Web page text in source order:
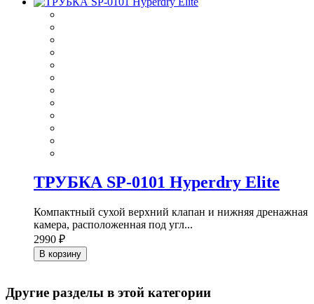
ТРУБКА SP-0101 Hyperdry Elite
Компактный сухой верхний клапан и нижняя дренажная
камера, расположенная под угл...
2990 ₽
В корзину
Другие разделы в этой категории